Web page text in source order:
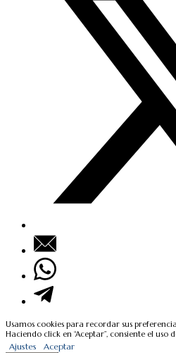
Usamos cookies para recordar sus
Haciendo click en “Aceptar”, consiente el uso
Ajustes Aceptar